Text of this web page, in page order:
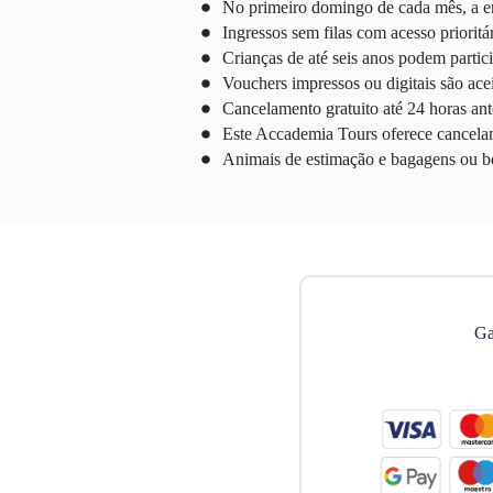
No primeiro domingo de cada mês, a
Ingressos sem filas com acesso
Crianças de até seis anos podem
Vouchers impressos ou digitais são
Cancelamento gratuito até 24 horas
Este Accademia Tours oferece
Animais de estimação e bagagens ou